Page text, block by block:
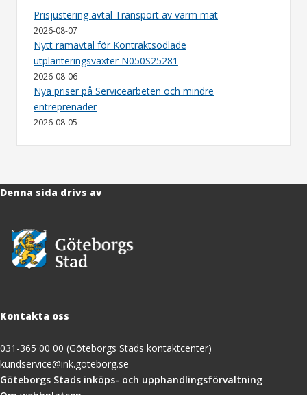
Prisjustering avtal Transport av varm mat
2026-08-07
Nytt ramavtal för Kontraktsodlade
utplanteringsväxter N050S25281
2026-08-06
Nya priser på Servicearbeten och mindre
entreprenader
2026-08-05
Denna sida drivs av
Kontakta oss
031-365 00 00 (Göteborgs Stads kontaktcenter)
kundservice@ink.goteborg.se
Göteborgs Stads inköps- och upphandlingsförvaltning(öppnas